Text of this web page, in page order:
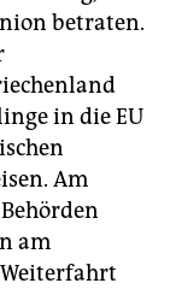
betraten.
in die EU
Am
am